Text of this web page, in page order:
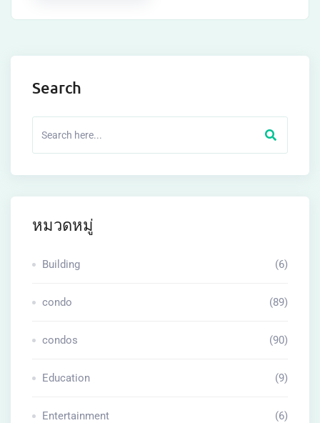
Search
หมวดหมู่
Building (6)
condo (89)
condos (90)
Education (9)
Entertainment (6)